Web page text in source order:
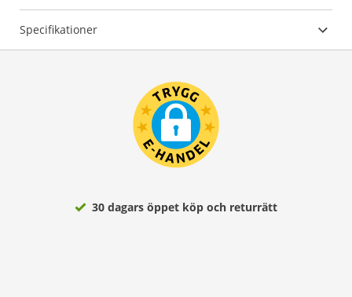
Specifikationer
30 dagars öppet köp och returrätt